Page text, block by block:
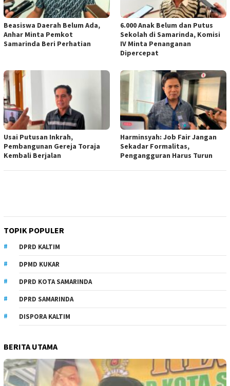
Beasiswa Daerah Belum Ada,
Anhar Minta Pemkot
Samarinda Beri Perhatian
6.000 Anak Belum dan Putus
Sekolah di Samarinda, Komisi
IV Minta Penanganan
Dipercepat
Usai Putusan Inkrah,
Pembangunan Gereja Toraja
Kembali Berjalan
Harminsyah: Job Fair Jangan
Sekadar Formalitas,
Pengangguran Harus Turun
TOPIK POPULER
DPRD KALTIM
DPMD KUKAR
DPRD KOTA SAMARINDA
DPRD SAMARINDA
DISPORA KALTIM
BERITA UTAMA